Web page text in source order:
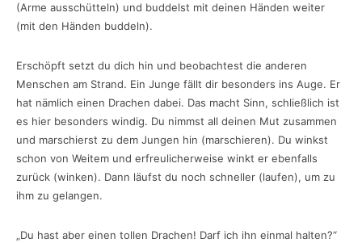
(Arme ausschütteln) und buddelst mit deinen Händen weiter
(mit den Händen buddeln).
Erschöpft setzt du dich hin und beobachtest die anderen
Menschen am Strand. Ein Junge fällt dir besonders ins Auge. Er
hat nämlich einen Drachen dabei. Das macht Sinn, schließlich ist
es hier besonders windig. Du nimmst all deinen Mut zusammen
und marschierst zu dem Jungen hin (marschieren). Du winkst
schon von Weitem und erfreulicherweise winkt er ebenfalls
zurück (winken). Dann läufst du noch schneller (laufen), um zu
ihm zu gelangen.
„Du hast aber einen tollen Drachen! Darf ich ihn einmal halten?“